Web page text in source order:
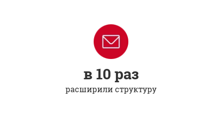
в 10 раз
расширили структуру